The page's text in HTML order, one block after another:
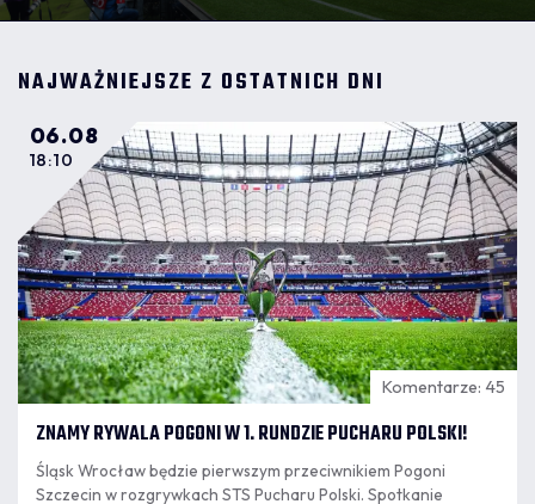
NAJWAŻNIEJSZE Z OSTATNICH DNI
06.08
18:10
Komentarze: 45
ZNAMY RYWALA POGONI W 1. RUNDZIE PUCHARU POLSKI!
Śląsk Wrocław będzie pierwszym przeciwnikiem Pogoni
Szczecin w rozgrywkach STS Pucharu Polski. Spotkanie